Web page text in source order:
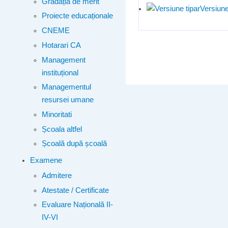
Proiecte educaționale
CNEME
Hotarari CA
Management
instituțional
Managementul
resursei umane
Minoritati
Școala altfel
Școală după școală
Examene
Admitere
Atestate / Certificate
Evaluare Națională II-
IV-VI